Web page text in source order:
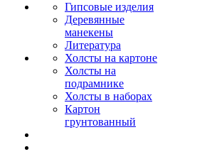
Гипсовые изделия
Деревянные
манекены
Литература
Холсты на картоне
Холсты на
подрамнике
Холсты в наборах
Картон
грунтованный